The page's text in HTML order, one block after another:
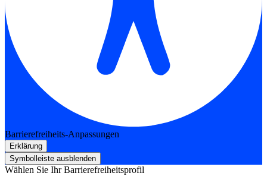
Barrierefreiheits-Anpassungen
Erklärung
Symbolleiste ausblenden
Wählen Sie Ihr Barrierefreiheitsprofil